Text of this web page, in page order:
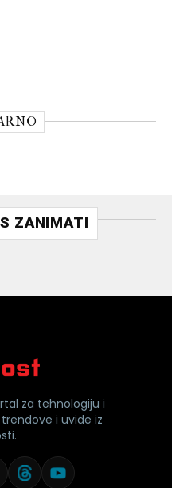
ZANIMATI
za tehnologiju i
i uvide iz